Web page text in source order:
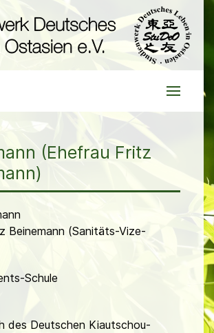
(Ehefrau Fritz
Beinemann (Sanitäts-Vize-
Schule
des Deutschen Kiautschou-